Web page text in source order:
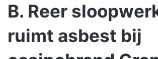
B. Reer
ruimt asbest bij